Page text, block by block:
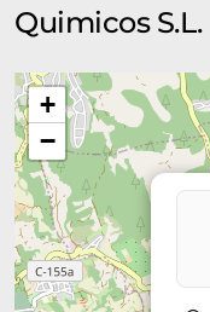
Quimicos S.L.
+
−